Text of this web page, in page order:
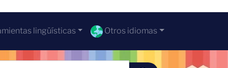
lingüísticas Otros idiomas